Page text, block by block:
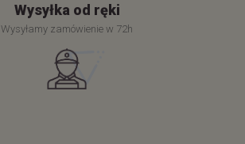
Wysyłka od ręki
Wysyłamy zamówienie w 72h